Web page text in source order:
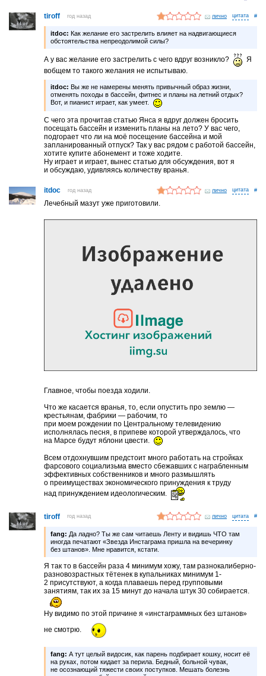
tiroff год назад лично #
itdoc: Как желание его застрелить влияет на надвигающиеся
обстоятельства непреодолимой силы?
А у вас желание его застрелить с чего вдруг возникло?
Я
вобщем то такого желания не испытываю.
itdoc: Вы же не намерены менять привычный образ жизни,
отменять походы в бассейн, фитнес и планы на летний отдых?
Вот, и пианист играет, как умеет.
С чего эта прочитав статью Янса я вдруг должен бросить
посещать бассейн и изменить планы на лето? У вас чего,
подгорает что ли на моё посещение бассейна и мой
запланированный отпуск? Так у вас рядом с работой бассейн,
хотите купите абонемент и тоже ходите.
Ну играет и играет, вынес статью для обсуждения, вот я
и обсуждаю, удивляясь количеству вранья.
itdoc год назад лично #
Лечебный мазут уже приготовили.
Главное, чтобы поезда ходили.
Что же касается вранья, то, если опустить про землю —
крестьянам, фабрики — рабочим, то
при моем рождении по Центральному телевидению
исполнялась песня, в припеве которой утверждалось, что
на Марсе будут яблони цвести.
Всем отдохнувшим предстоит много работать на стройках
фарсового социализьма вместо сбежавших с награбленным
эффективных собственников и много размышлять
о преимуществах экономического принуждения к труду
над принуждением идеологическим.
tiroff год назад лично #
fang: Да ладно? Ты же сам читаешь Ленту и видишь ЧТО там
иногда печатают «Звезда Инстаграма пришла на вечеринку
без штанов». Мне нравится, кстати.
Я так то в бассейн раза 4 минимум хожу, там разнокалиберно-
разновозрастных тётенек в купальниках минимум 1-
2 присутствуют, а когда плаваешь перед групповыми
занятиям, так их за 15 минут до начала штук 30 собирается.
Ну видимо по этой причине я «инстаграммных без штанов»
не смотрю.
fang: А тут целый видосик, как парень подбирает кошку, носит её
на руках, потом кидает за перила. Бедный, больной чувак,
не осознающий тяжести своих поступков. Мешать болезнь